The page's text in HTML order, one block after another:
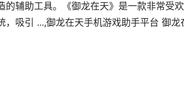
辅助工具。《御龙在天》是一款非常受
吸引 ...,御龙在天手机游戏助手平台 御龙